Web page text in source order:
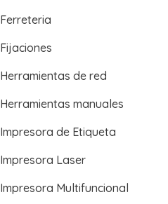
Ferreteria
Fijaciones
Herramientas de red
Herramientas manuales
Impresora de Etiqueta
Impresora Laser
Impresora Multifuncional